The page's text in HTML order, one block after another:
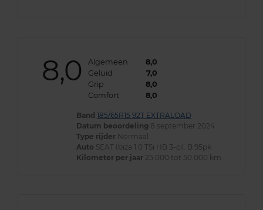
8,0 Algemeen
8,0
Geluid
7,0
Grip
8,0
Comfort
8,0
Band 185/65R15 92T EXTRALOAD
Datum beoordeling 8 september 2024
Type rijder Normaal
Auto SEAT Ibiza 1.0 TSi HB 3-cil. B 95pk
Kilometer per jaar 25.000 tot 50.000 km